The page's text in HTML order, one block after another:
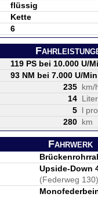
flüssig
Kette
6
119 PS bei 10.000 U/
93 NM bei 7.000 U/Min
235 km/
14 Liter
5 l
280 km
Fahrwerk
Upside-Down
(Federweg